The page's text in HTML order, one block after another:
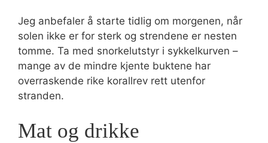
Jeg anbefaler å starte tidlig om morgenen, når
solen ikke er for sterk og strendene er nesten
tomme. Ta med snorkelutstyr i sykkelkurven –
mange av de mindre kjente buktene har
overraskende rike korallrev rett utenfor
stranden.
Mat og drikke